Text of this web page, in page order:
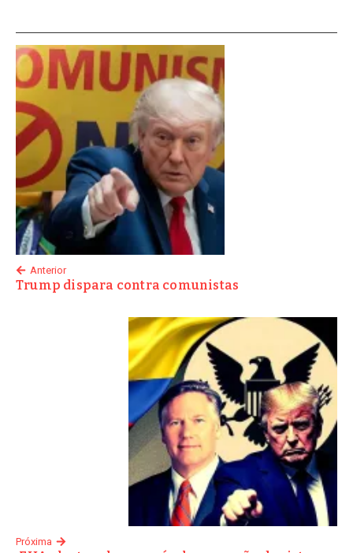
Anterior
Trump dispara contra comunistas
Próxima